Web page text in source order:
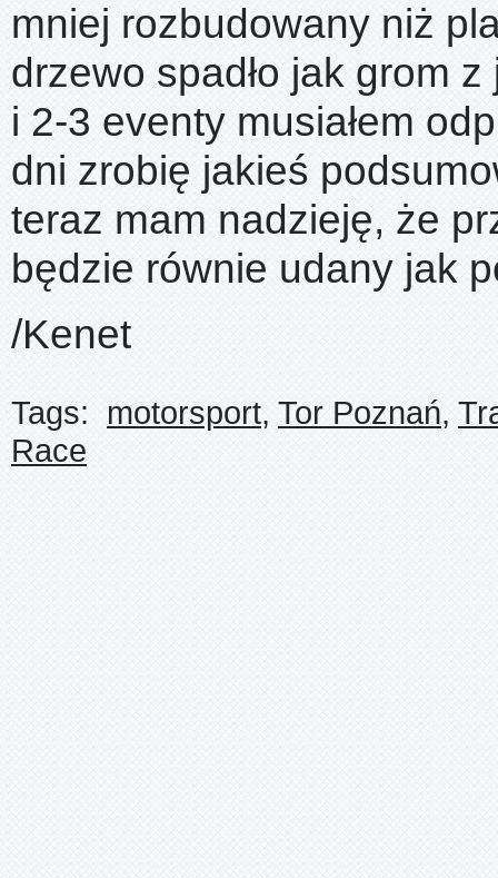
mniej rozbudowany niż
drzewo spadło jak grom
i 2-3 eventy musiałem
dni zrobię jakieś
teraz mam nadzieję, że
będzie równie udany jak
/Kenet
Tags: motorsport, Tor Poznań,
Race